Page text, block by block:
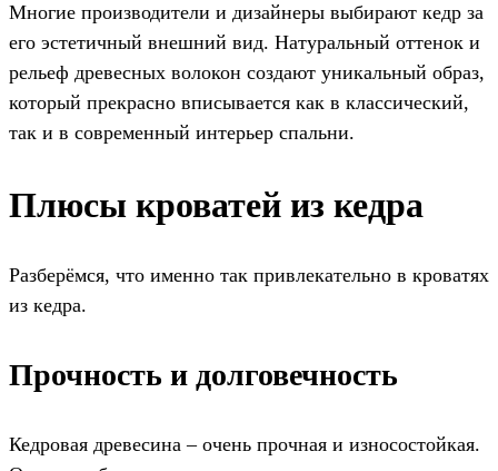
Многие производители и дизайнеры выбирают кедр за
его эстетичный внешний вид. Натуральный оттенок и
рельеф древесных волокон создают уникальный образ,
который прекрасно вписывается как в классический,
так и в современный интерьер спальни.
Плюсы кроватей из кедра
Разберёмся, что именно так привлекательно в кроватях
из кедра.
Прочность и долговечность
Кедровая древесина – очень прочная и износостойкая.